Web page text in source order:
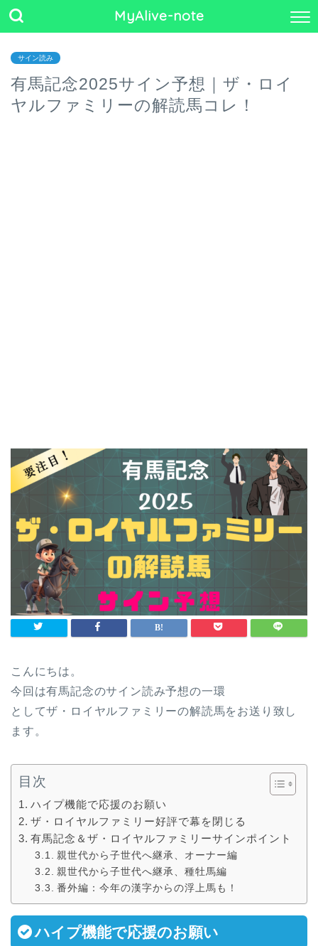
MyAlive-note
サイン読み
有馬記念2025サイン予想｜ザ・ロイ
ヤルファミリーの解読馬コレ！
こんにちは。
今回は有馬記念のサイン読み予想の一環
としてザ・ロイヤルファミリーの解読馬をお送り致し
ます。
目次
ハイプ機能で応援のお願い
ザ・ロイヤルファミリー好評で幕を閉じる
有馬記念＆ザ・ロイヤルファミリーサインポイント
親世代から子世代へ継承、オーナー編
親世代から子世代へ継承、種牡馬編
番外編：今年の漢字からの浮上馬も！
ハイプ機能で応援のお願い